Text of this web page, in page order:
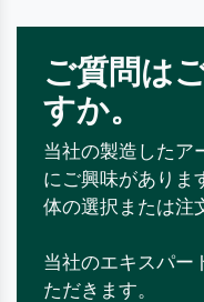
ご質問は
すか。
当社の製造したア
にご興味がありま
体の選択または注
当社のエキスパー
ただきます。